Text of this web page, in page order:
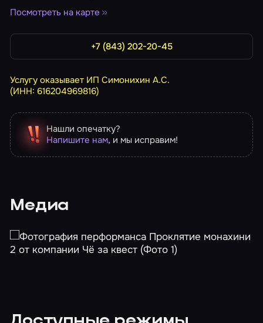
Посмотреть на карте
+7 (843) 202-20-45
Услугу оказывает ИП Симонихин А.С.
(ИНН: 616204969816)
Нашли опечатку?
Напишите нам, и мы исправим!
Медиа